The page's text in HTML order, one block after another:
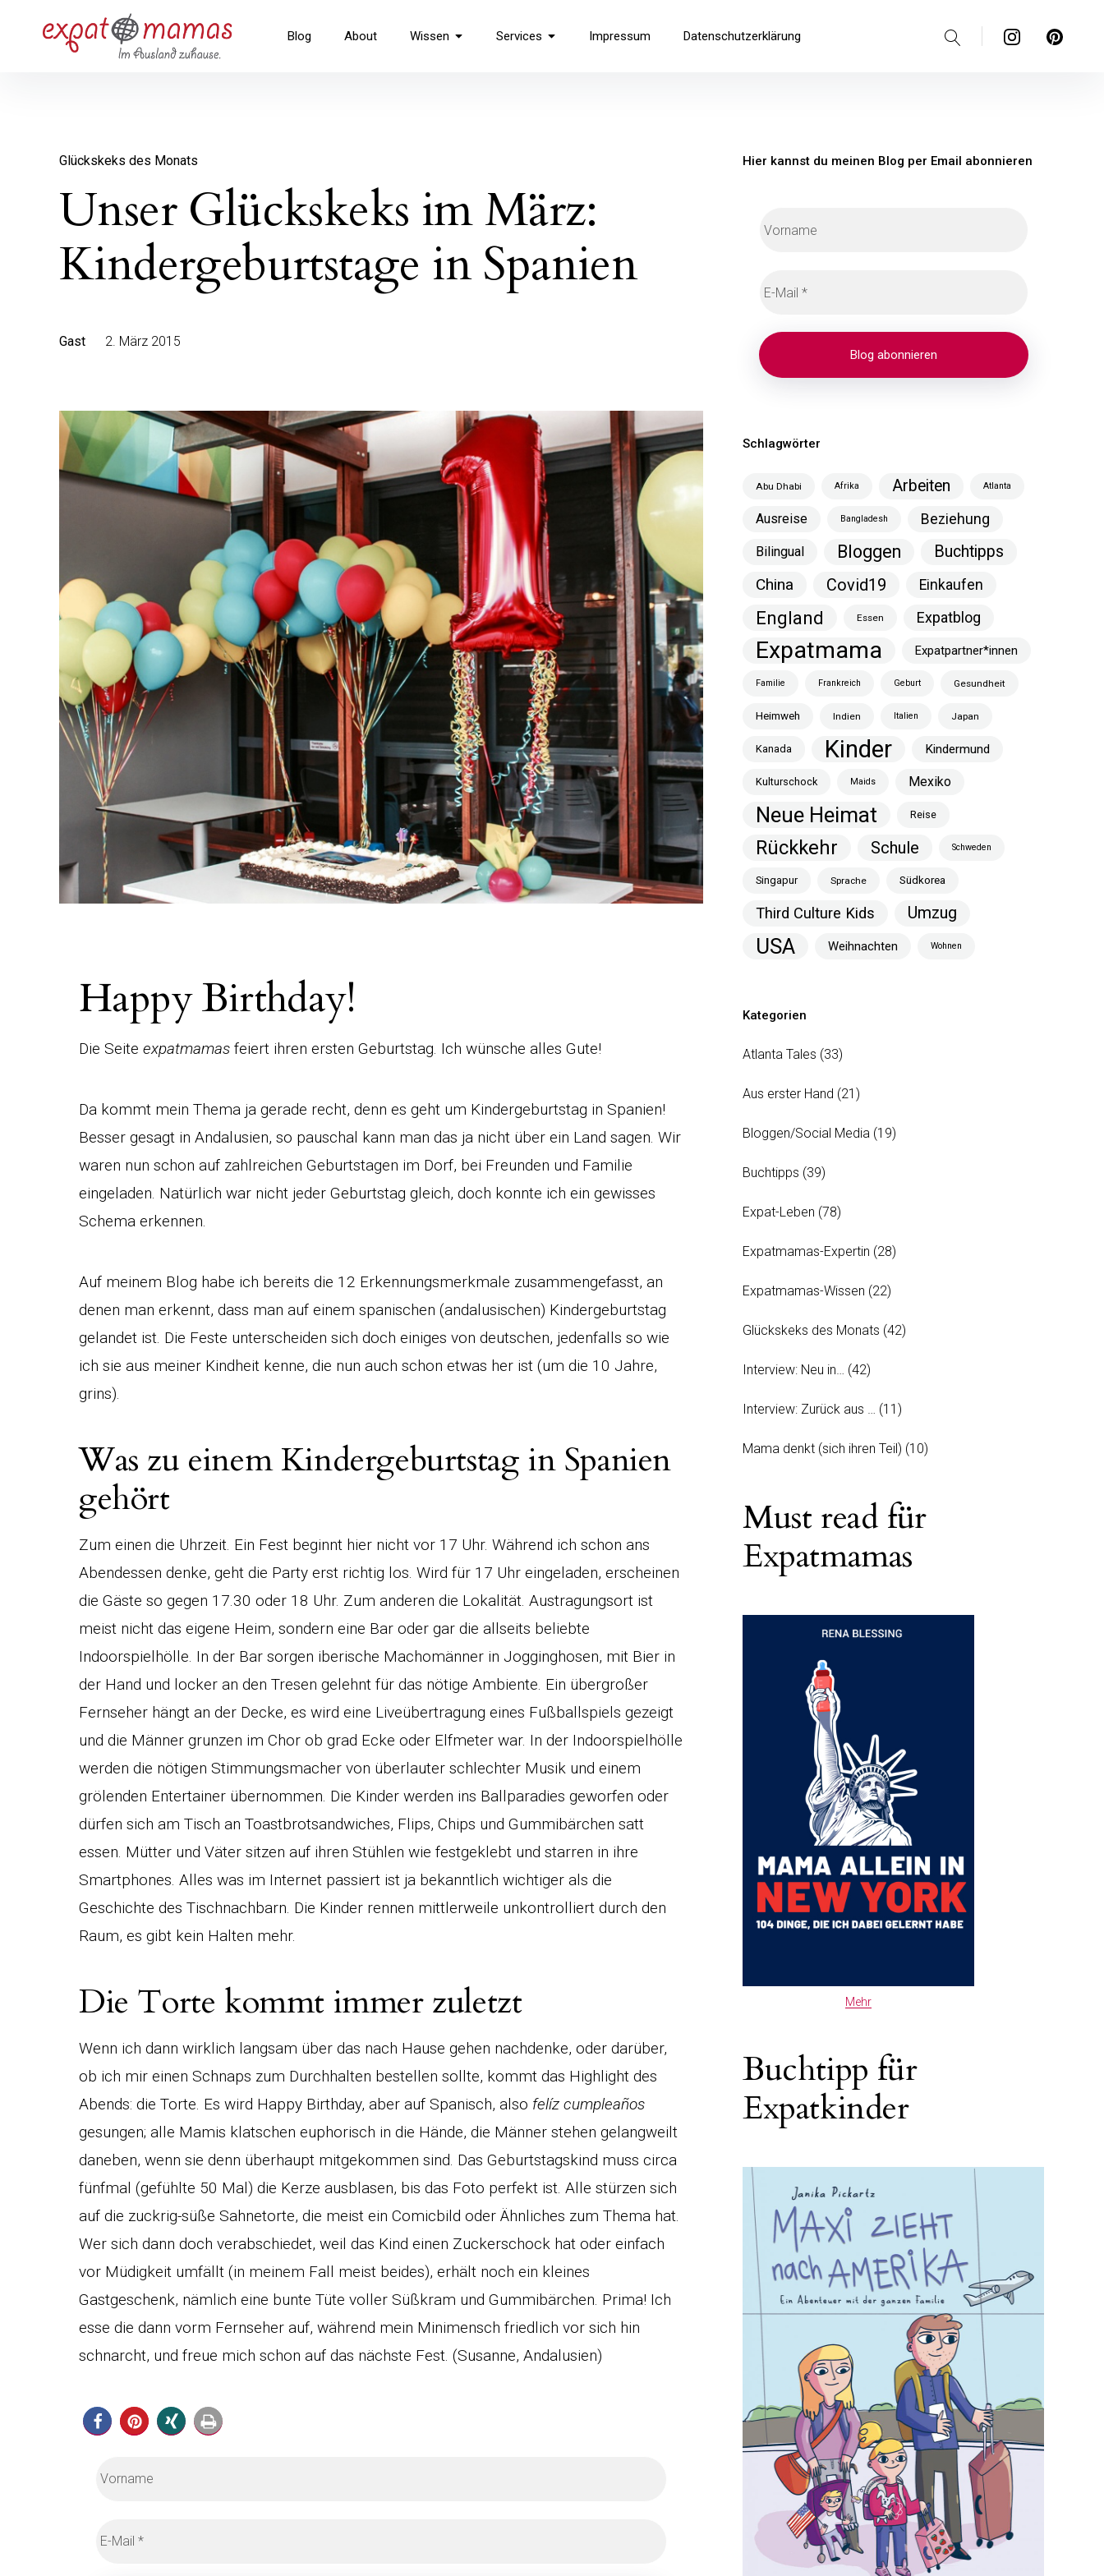
überspringenExpatmamas – im Ausland zuhause
Blog About Wissen Services Impressum Datenschutzerklärung InstagramPinterest
Glückskeks des Monats
Unser Glückskeks im März:
Kindergeburtstage in Spanien
Gast 2. März 2015
Happy Birthday!
Die Seite expatmamas feiert ihren ersten Geburtstag. Ich wünsche alles Gute!
Da kommt mein Thema ja gerade recht, denn es geht um Kindergeburtstag in Spanien!
Besser gesagt in Andalusien, so pauschal kann man das ja nicht über ein Land sagen. Wir
waren nun schon auf zahlreichen Geburtstagen im Dorf, bei Freunden und Familie
eingeladen. Natürlich war nicht jeder Geburtstag gleich, doch konnte ich ein gewisses
Schema erkennen.
Auf meinem Blog habe ich bereits die 12 Erkennungsmerkmale zusammengefasst, an
denen man erkennt, dass man auf einem spanischen (andalusischen) Kindergeburtstag
gelandet ist. Die Feste unterscheiden sich doch einiges von deutschen, jedenfalls so wie
ich sie aus meiner Kindheit kenne, die nun auch schon etwas her ist (um die 10 Jahre,
grins).
Was zu einem Kindergeburtstag in Spanien
gehört
Zum einen die Uhrzeit. Ein Fest beginnt hier nicht vor 17 Uhr. Während ich schon ans
Abendessen denke, geht die Party erst richtig los. Wird für 17 Uhr eingeladen, erscheinen
die Gäste so gegen 17.30 oder 18 Uhr. Zum anderen die Lokalität. Austragungsort ist
meist nicht das eigene Heim, sondern eine Bar oder gar die allseits beliebte
Indoorspielhölle. In der Bar sorgen iberische Machomänner in Jogginghosen, mit Bier in
der Hand und locker an den Tresen gelehnt für das nötige Ambiente. Ein übergroßer
Fernseher hängt an der Decke, es wird eine Liveübertragung eines Fußballspiels gezeigt
und die Männer grunzen im Chor ob grad Ecke oder Elfmeter war. In der Indoorspielhölle
werden die nötigen Stimmungsmacher von überlauter schlechter Musik und einem
grölenden Entertainer übernommen. Die Kinder werden ins Ballparadies geworfen oder
dürfen sich am Tisch an Toastbrotsandwiches, Flips, Chips und Gummibärchen satt
essen. Mütter und Väter sitzen auf ihren Stühlen wie festgeklebt und starren in ihre
Smartphones. Alles was im Internet passiert ist ja bekanntlich wichtiger als die
Geschichte des Tischnachbarn. Die Kinder rennen mittlerweile unkontrolliert durch den
Raum, es gibt kein Halten mehr.
Die Torte kommt immer zuletzt
Wenn ich dann wirklich langsam über das nach Hause gehen nachdenke, oder darüber,
ob ich mir einen Schnaps zum Durchhalten bestellen sollte, kommt das Highlight des
Abends: die Torte. Es wird Happy Birthday, aber auf Spanisch, also felíz cumpleaños
gesungen; alle Mamis klatschen euphorisch in die Hände, die Männer stehen gelangweilt
daneben, wenn sie denn überhaupt mitgekommen sind. Das Geburtstagskind muss circa
fünfmal (gefühlte 50 Mal) die Kerze ausblasen, bis das Foto perfekt ist. Alle stürzen sich
auf die zuckrig-süße Sahnetorte, die meist ein Comicbild oder Ähnliches zum Thema hat.
Wer sich dann doch verabschiedet, weil das Kind einen Zuckerschock hat oder einfach
vor Müdigkeit umfällt (in meinem Fall meist beides), erhält noch ein kleines
Gastgeschenk, nämlich eine bunte Tüte voller Süßkram und Gummibärchen. Prima! Ich
esse die dann vorm Fernseher auf, während mein Minimensch friedlich vor sich hin
schnarcht, und freue mich schon auf das nächste Fest. (Susanne, Andalusien)
Hier kannst du meinen Blog per Email abonnieren
Schlagwörter
Abu Dhabi Afrika Arbeiten Atlanta
Ausreise Bangladesh Beziehung
Bilingual Bloggen
Buchtipps
China
Covid19 Einkaufen
England Essen Expatblog
Expatmama Expatpartner*innen
Familie Frankreich Geburt Gesundheit
Heimweh Indien Italien Japan
Kanada Kinder Kindermund
Kulturschock Maids Mexiko
Neue Heimat Reise
Rückkehr Schule Schweden
Singapur Sprache Südkorea
Third Culture Kids Umzug
USA Weihnachten Wohnen
Kategorien
Atlanta Tales (33)
Aus erster Hand (21)
Bloggen/Social Media (19)
Buchtipps (39)
Expat-Leben (78)
Expatmamas-Expertin (28)
Expatmamas-Wissen (22)
Glückskeks des Monats (42)
Interview: Neu in… (42)
Interview: Zurück aus … (11)
Mama denkt (sich ihren Teil) (10)
Must read für
Expatmamas
Mehr
Buchtipp für
Expatkinder